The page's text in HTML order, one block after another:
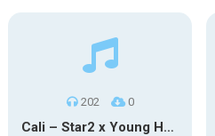
202 0
Cali – Star2 x Young Henny